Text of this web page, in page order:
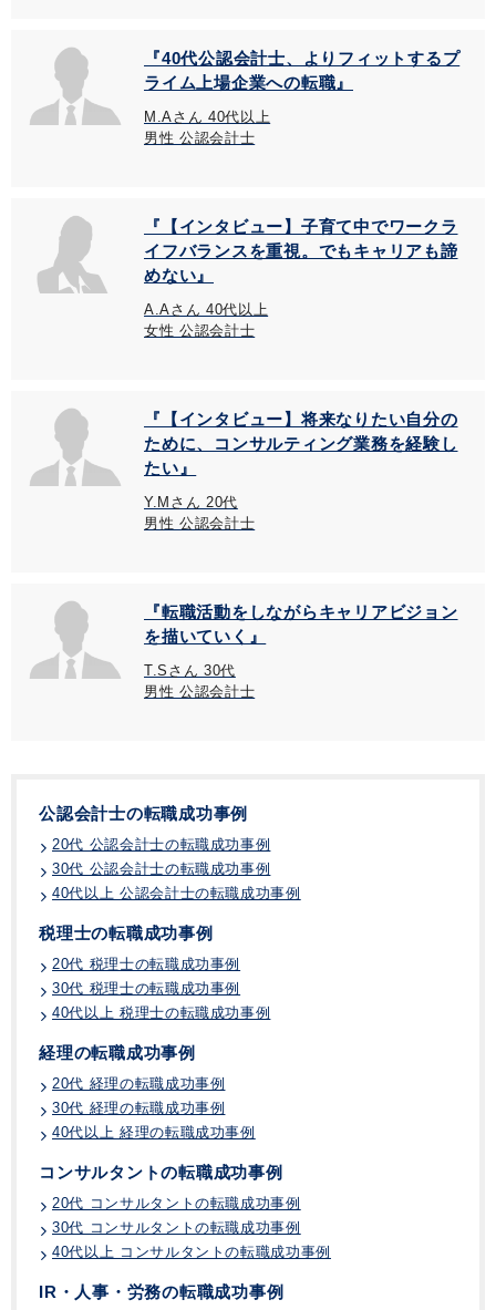
『40代公認会計士、よりフィットするプ
ライム上場企業への転職』
M.Aさん 40代以上
男性 公認会計士
『【インタビュー】子育て中でワークラ
イフバランスを重視。でもキャリアも諦
めない』
A.Aさん 40代以上
女性 公認会計士
『【インタビュー】将来なりたい自分の
ために、コンサルティング業務を経験し
たい』
Y.Mさん 20代
男性 公認会計士
『転職活動をしながらキャリアビジョン
を描いていく』
T.Sさん 30代
男性 公認会計士
公認会計士の転職成功事例
20代 公認会計士の転職成功事例
30代 公認会計士の転職成功事例
40代以上 公認会計士の転職成功事例
税理士の転職成功事例
20代 税理士の転職成功事例
30代 税理士の転職成功事例
40代以上 税理士の転職成功事例
経理の転職成功事例
20代 経理の転職成功事例
30代 経理の転職成功事例
40代以上 経理の転職成功事例
コンサルタントの転職成功事例
20代 コンサルタントの転職成功事例
30代 コンサルタントの転職成功事例
40代以上 コンサルタントの転職成功事例
IR・人事・労務の転職成功事例